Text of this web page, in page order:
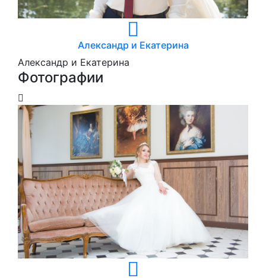
Александр и Екатерина
Александр и Екатерина
Фотографии